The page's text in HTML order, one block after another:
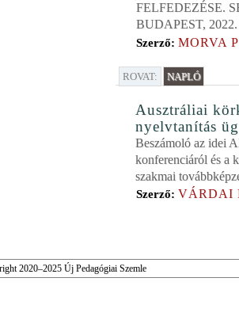
FELFEDEZÉSE.
BUDAPEST, 2022.
Szerző: MORVA
ROVAT: NAPLÓ
Ausztráliai
nyelvtanítás
Beszámoló az idei
konferenciáról és a
szakmai
Szerző: VÁRDAI
2020–2025 Új Pedagógiai Szemle